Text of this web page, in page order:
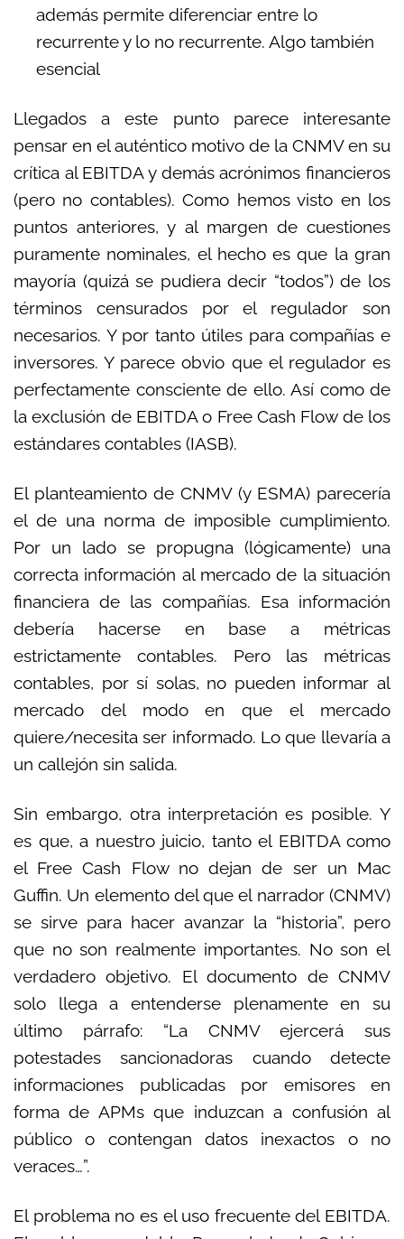
además permite diferenciar entre lo
recurrente y lo no recurrente. Algo también
esencial
Llegados a este punto parece interesante
pensar en el auténtico motivo de la CNMV en su
crítica al EBITDA y demás acrónimos financieros
(pero no contables). Como hemos visto en los
puntos anteriores, y al margen de cuestiones
puramente nominales, el hecho es que la gran
mayoría (quizá se pudiera decir “todos”) de los
términos censurados por el regulador son
necesarios. Y por tanto útiles para compañías e
inversores. Y parece obvio que el regulador es
perfectamente consciente de ello. Así como de
la exclusión de EBITDA o Free Cash Flow de los
estándares contables (IASB).
El planteamiento de CNMV (y ESMA) parecería
el de una norma de imposible cumplimiento.
Por un lado se propugna (lógicamente) una
correcta información al mercado de la situación
financiera de las compañías. Esa información
debería hacerse en base a métricas
estrictamente contables. Pero las métricas
contables, por sí solas, no pueden informar al
mercado del modo en que el mercado
quiere/necesita ser informado. Lo que llevaría a
un callejón sin salida.
Sin embargo, otra interpretación es posible. Y
es que, a nuestro juicio, tanto el EBITDA como
el Free Cash Flow no dejan de ser un Mac
Guffin. Un elemento del que el narrador (CNMV)
se sirve para hacer avanzar la “historia”, pero
que no son realmente importantes. No son el
verdadero objetivo. El documento de CNMV
solo llega a entenderse plenamente en su
último párrafo: “La CNMV ejercerá sus
potestades sancionadoras cuando detecte
informaciones publicadas por emisores en
forma de APMs que induzcan a confusión al
público o contengan datos inexactos o no
veraces…”.
El problema no es el uso frecuente del EBITDA.